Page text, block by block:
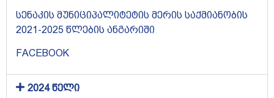
სენაკის მუნიციპალიტეტის მერის საქმიანობის
2021-2025 წლების ანგარიში
FACEBOOK
2024 წელი